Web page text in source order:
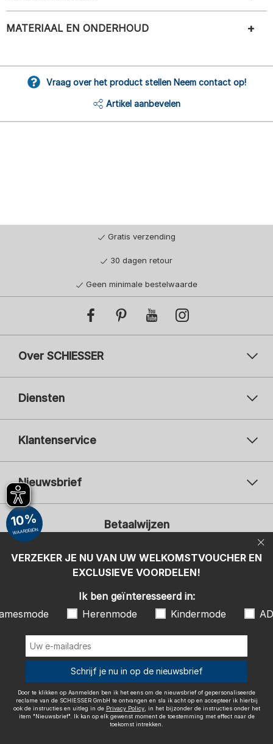
MATERIAAL EN ONDERHOUD
Vraag over het product stellen Neem contact op!
Artikel aanbevelen
Gratis verzending
30 dagen retour
Geen minimale bestelwaarde
Over SCHIESSER
Diensten
Klantenservice
Nieuwsbrief
Uw e-mailadres
Ik ben geïnteresseerd in:
Damesmode
Herenmode
Kindermode
Door te klikken op Aanmelden ben ik het eens om de nieuwsbrief of
gepersonaliseerde reclame van de SCHIESSER GmbH te ontvangen en
"Nieuwsbrief". Ik kan op elk gewenst moment de toestemming met
effect naar de toekomst intrekken.
Betaalwijzen
Wij bezorgen met
Colofon Algemene voorwaarden
Herroepingsrecht
VERZEKER JE NU VAN UW WELKOMSTVOUCHER EN
EXCLUSIEVE VOORDELEN!
10%
WAARDEBON
Ik ben geïnteresseerd in:
Herenmode Kindermode
Schrijf je nu in op de nieuwsbrief
Door te klikken op Aanmelden ben ik het eens om de nieuwsbrief of gepersonaliseerde
reclame van de SCHIESSER GmbH te ontvangen en sla ik acht op en accepteer ik hierbij
ook de instructies en uitleg in de Privacy Policy, in het bijzonder de instructies onder het
item "Nieuwsbrief". Ik kan op elk gewenst moment de toestemming met effect naar de
toekomst intrekken.